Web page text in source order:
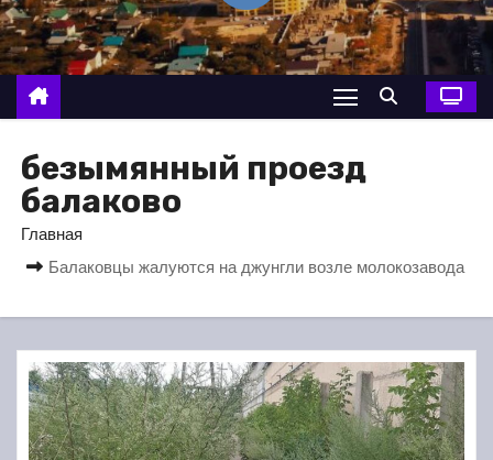
о
м
у
безымянный проезд
балаково
Главная
Балаковцы жалуются на джунгли возле молокозавода